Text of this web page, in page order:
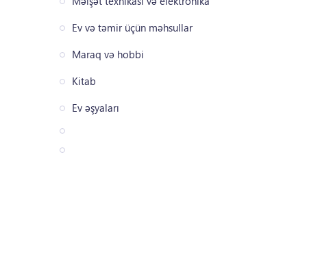
Ev və təmir üçün məhsullar
Maraq və hobbi
Kitab
Ev əşyaları